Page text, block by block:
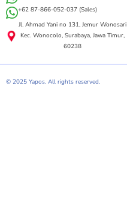
+62 87-866-052-037 (Sales)
Jl. Ahmad Yani no 131, Jemur Wonosari
Kec. Wonocolo, Surabaya, Jawa Timur,
60238
© 2025 Yapos. All rights reserved.